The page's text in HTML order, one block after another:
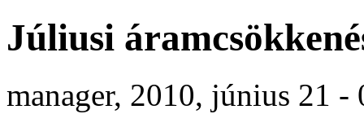
Júliusi
manager, 2010, június 21 -